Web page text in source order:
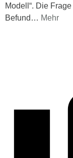
Modell“. Die
Befund … Mehr